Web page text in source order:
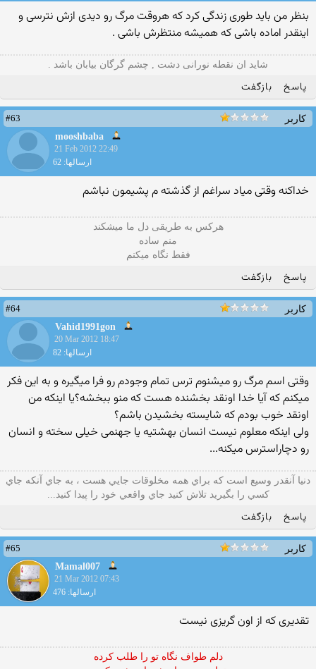
بنظر من باید طوری زندگی کرد که هروقت مرگ رو دیدی ازش نترسی و
اینقدر اماده باشی که همیشه منتظرش باشی .
شاید ان نقطه نورانی دشت , چشم گرگان بیابان باشد .
پاسخ بازگفت
کاربر
#63
mooshbaba
21 Feb 2012 22:49
ارسالها: 62
خداكنه وقتى مياد سراغم از گذشته م پشيمون نباشم
هركس به طريقى دل ما ميشكند
منم ساده
فقط نگاه ميكنم
پاسخ بازگفت
کاربر
#64
Vahid1991gon
20 Mar 2012 18:47
ارسالها: 82
وقتی اسم مرگ رو میشنوم ترس تمام وجودم رو فرا میگیره و به این فکر
میکنم که آیا خدا اونقد بخشنده هست که منو ببخشه؟یا اینکه من
اونقد خوب بودم که شایسته بخشیدن باشم؟
ولی اینکه معلوم نیست انسان بهشتیه یا جهنمی خیلی سخته و انسان
رو دچاراسترس میکنه...
دنيا آنقدر وسيع است كه براي همه مخلوقات جايي هست ، به جاي آنكه جاي
كسي را بگيريد تلاش كنيد جاي واقعي خود را پيدا كنيد...
پاسخ بازگفت
کاربر
#65
Mamal007
21 Mar 2012 07:43
ارسالها: 476
تقديرى كه از اون گريزى نيست
دلم طواف نگاه تو را طلب کرده